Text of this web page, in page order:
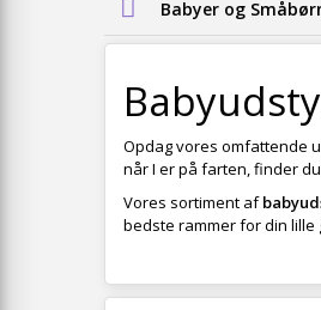
Babyer og
Opdag vores omfattende
når I er på farten, finder
Vores sortiment af
bedste rammer for din lille